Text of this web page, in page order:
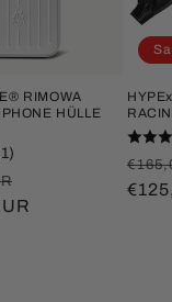
RIMOWA
HÜLLE
Verkaufspreis
Preis